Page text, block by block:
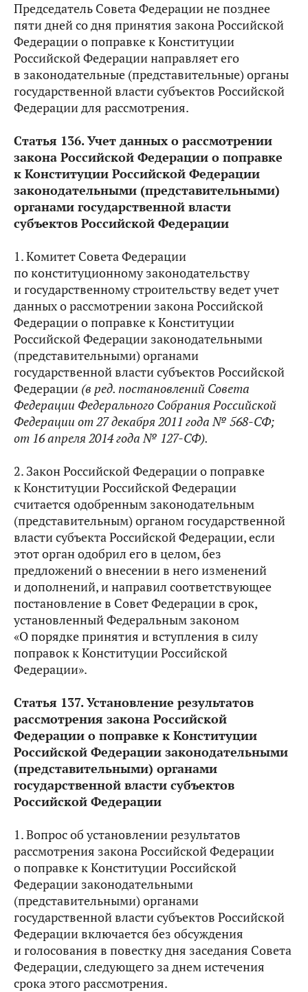
Председатель Совета Федерации не позднее
пяти дней со дня принятия закона Российской
Федерации о поправке к Конституции
Российской Федерации направляет его
в законодательные (представительные) органы
государственной власти субъектов Российской
Федерации для рассмотрения.
Статья 136. Учет данных о рассмотрении
закона Российской Федерации о поправке
к Конституции Российской Федерации
законодательными (представительными)
органами государственной власти
субъектов Российской Федерации
1. Комитет Совета Федерации
по конституционному законодательству
и государственному строительству ведет учет
данных о рассмотрении закона Российской
Федерации о поправке к Конституции
Российской Федерации законодательными
(представительными) органами
государственной власти субъектов Российской
Федерации (в ред. постановлений Совета
Федерации Федерального Собрания Российской
Федерации от 27 декабря 2011 года № 568-СФ;
от 16 апреля 2014 года № 127-СФ).
2. Закон Российской Федерации о поправке
к Конституции Российской Федерации
считается одобренным законодательным
(представительным) органом государственной
власти субъекта Российской Федерации, если
этот орган одобрил его в целом, без
предложений о внесении в него изменений
и дополнений, и направил соответствующее
постановление в Совет Федерации в срок,
установленный Федеральным законом
«О порядке принятия и вступления в силу
поправок к Конституции Российской
Федерации».
Статья 137. Установление результатов
рассмотрения закона Российской
Федерации о поправке к Конституции
Российской Федерации законодательными
(представительными) органами
государственной власти субъектов
Российской Федерации
1. Вопрос об установлении результатов
рассмотрения закона Российской Федерации
о поправке к Конституции Российской
Федерации законодательными
(представительными) органами
государственной власти субъектов Российской
Федерации включается без обсуждения
и голосования в повестку дня заседания Совета
Федерации, следующего за днем истечения
срока этого рассмотрения.